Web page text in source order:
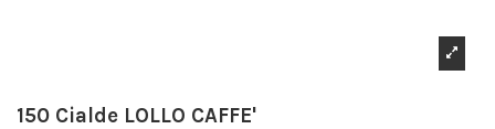
150 Cialde LOLLO CAFFE'